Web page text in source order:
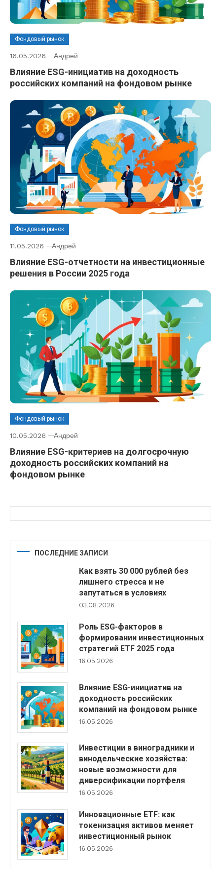
Фондовый рынок
16.05.2026 Андрей
Влияние ESG-инициатив на доходность
российских компаний на фондовом рынке
Фондовый рынок
11.05.2026 Андрей
Влияние ESG-отчетности на инвестиционные
решения в России 2025 года
Фондовый рынок
10.05.2026 Андрей
Влияние ESG-критериев на долгосрочную
доходность российских компаний на
фондовом рынке
ПОСЛЕДНИЕ ЗАПИСИ
Как взять 30 000 рублей без
лишнего стресса и не
запутаться в условиях
03.08.2026
Роль ESG-факторов в
формировании инвестиционных
стратегий ETF 2025 года
16.05.2026
Влияние ESG-инициатив на
доходность российских
компаний на фондовом рынке
16.05.2026
Инвестиции в виноградники и
винодельческие хозяйства:
новые возможности для
диверсификации портфеля
16.05.2026
Инновационные ETF: как
токенизация активов меняет
инвестиционный рынок
16.05.2026